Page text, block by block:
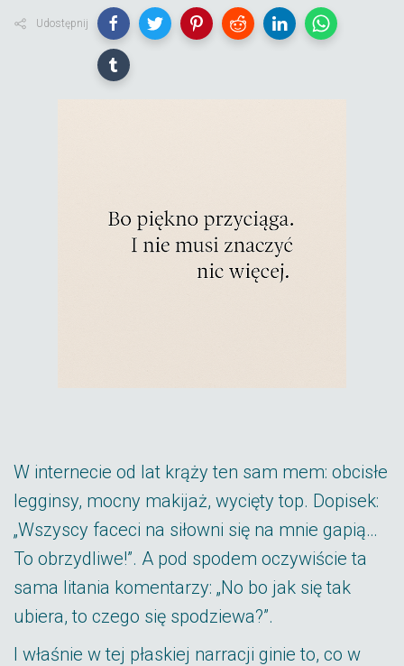
Udostępnij
W internecie od lat krąży ten sam mem: obcisłe
legginsy, mocny makijaż, wycięty top. Dopisek:
„Wszyscy faceci na siłowni się na mnie gapią…
To obrzydliwe!”. A pod spodem oczywiście ta
sama litania komentarzy: „No bo jak się tak
ubiera, to czego się spodziewa?”.
I właśnie w tej płaskiej narracji ginie to, co w